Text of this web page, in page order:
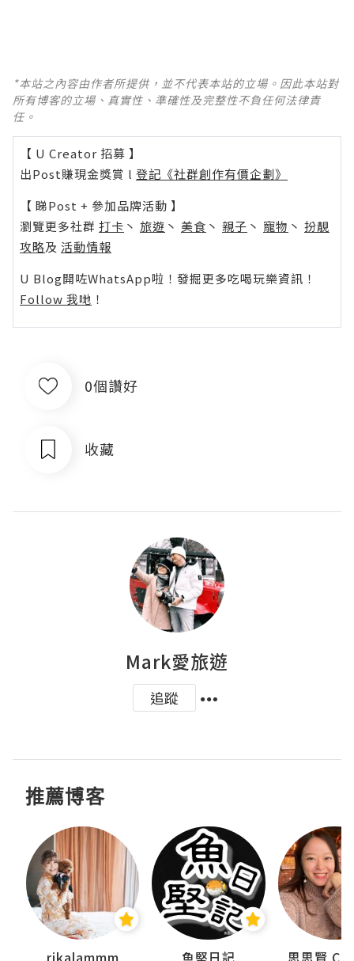
*本站之內容由作者所提供，並不代表本站的立場。因此本站對
所有博客的立場、真實性、準確性及完整性不負任何法律責
任。
【 U Creator 招募 】
出Post賺現金獎賞 l 登記《社群創作有價企劃》
【 睇Post + 參加品牌活動 】
瀏覽更多社群 打卡 丶 旅遊 丶 美食 丶 親子 丶 寵物 丶 扮靚
攻略及 活動情報
U Blog開咗WhatsApp啦！發掘更多吃喝玩樂資訊！
Follow 我哋 ！
0個讚好
收藏
Mark愛旅遊
追蹤
推薦博客
rikalammm 魚堅日記